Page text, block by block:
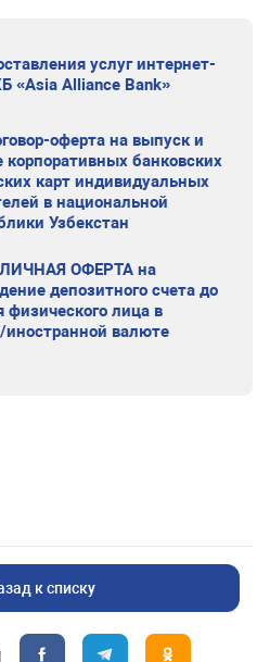
услуг интернет-
«Asia Alliance Bank»
оферта на выпуск и
банковских
карт индивидуальных
в национальной
Узбекстан
ОФЕРТА на
депозитного счета до
физического лица в
валюте
к списку